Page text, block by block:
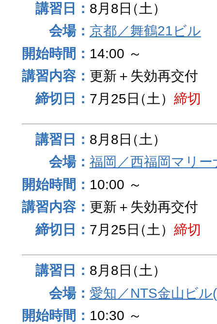
8月8日（土）
京都／舞鶴21ビル
14:00 ～
更新＋失効再交付
7月25日（土） 締切
8月8日（土）
福岡／西福岡マリ
10:00 ～
更新＋失効再交付
7月25日（土） 締切
8月8日（土）
愛知／NTS金山ビ
10:30 ～